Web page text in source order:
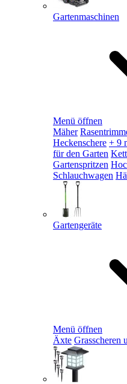
Gartenmaschinen
Menü öffnen
Mäher
Heckenschere + 9
für den Garten
Gartenspritzen
Schlauchwagen
Gartengeräte
Menü öffnen
Äxte Grasscheren